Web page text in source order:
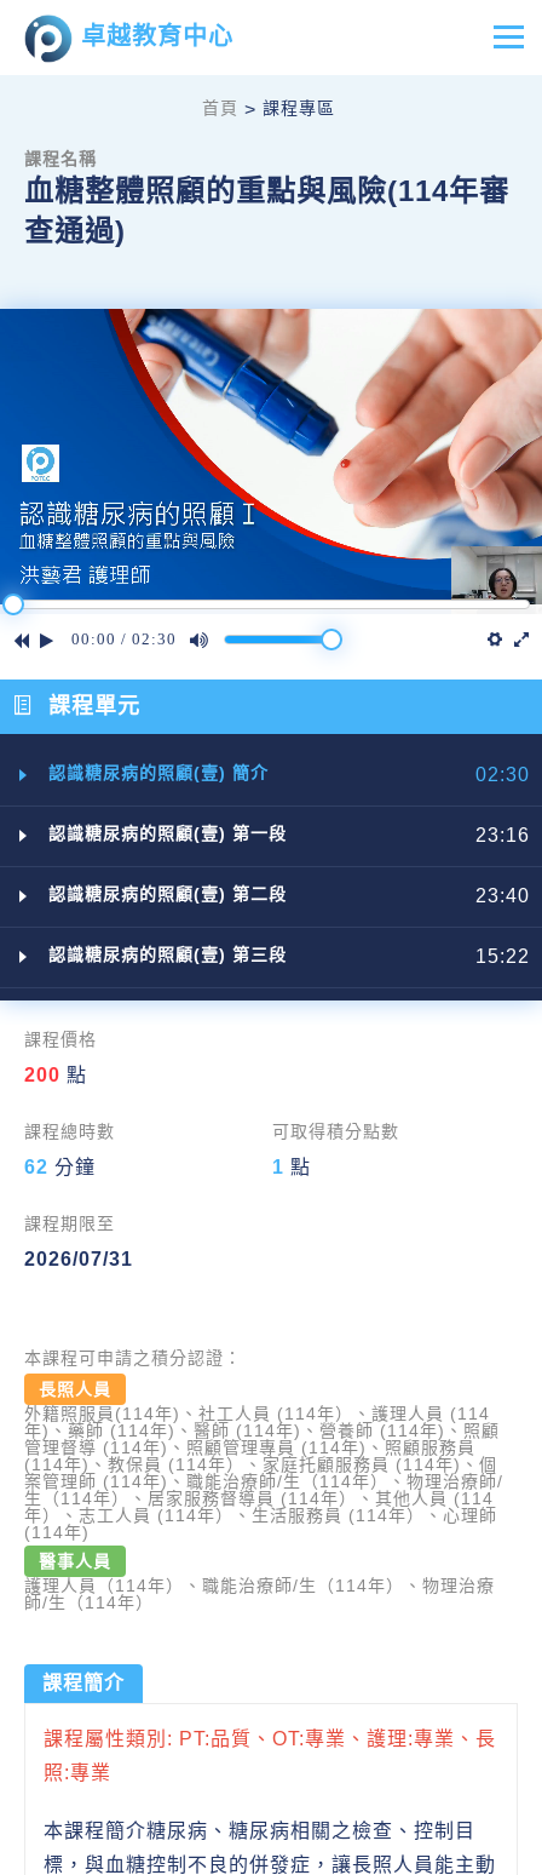
卓越教育中心
首頁 > 課程專區
課程名稱
血糖整體照顧的重點與風險(114年審
查通過)
00:00 / 02:30
課程單元
認識糖尿病的照顧(壹) 簡介 02:30
認識糖尿病的照顧(壹) 第一段 23:16
認識糖尿病的照顧(壹) 第二段 23:40
認識糖尿病的照顧(壹) 第三段 15:22
課程價格
200 點
課程總時數
62 分鐘
可取得積分點數
1 點
課程期限至
2026/07/31
本課程可申請之積分認證：
長照人員
外籍照服員(114年)、社工人員 (114年）、護理人員 (114
年)、藥師 (114年)、醫師 (114年)、營養師 (114年)、照顧
管理督導 (114年)、照顧管理專員 (114年)、照顧服務員
(114年)、教保員 (114年）、家庭托顧服務員 (114年)、個
案管理師 (114年)、職能治療師/生（114年）、物理治療師/
生（114年）、居家服務督導員 (114年）、其他人員 (114
年）、志工人員 (114年）、生活服務員 (114年）、心理師
(114年)
醫事人員
護理人員（114年）、職能治療師/生（114年）、物理治療
師/生（114年）
課程簡介
課程屬性類別: PT:品質、OT:專業、護理:專業、長
照:專業
本課程簡介糖尿病、糖尿病相關之檢查、控制目
標，與血糖控制不良的併發症，讓長照人員能主動